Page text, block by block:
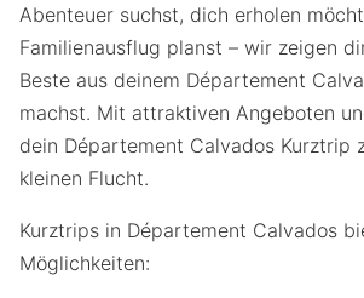
Abenteuer suchst, dich erholen
Familienausflug planst – wir zeigen
Beste aus deinem Département
machst. Mit attraktiven Angeboten
dein Département Calvados Kurztrip
kleinen Flucht.
Kurztrips in Département Calvados
Möglichkeiten: